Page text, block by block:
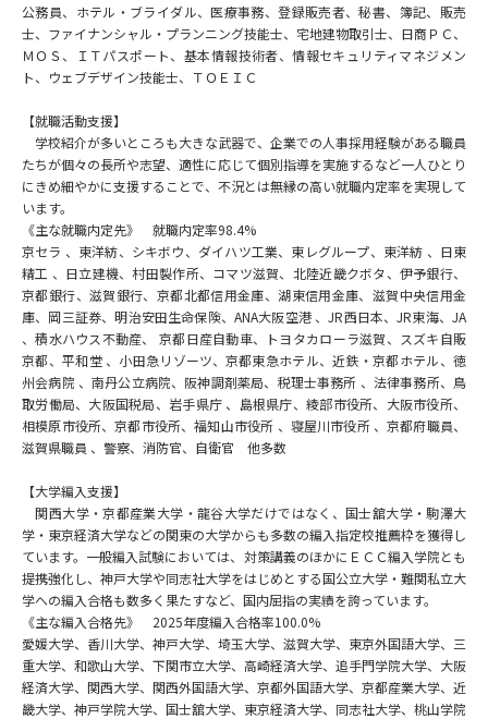
デジタルパンフレット 進路の３択
新学年スタート号特集ページ
SELFBRAND特集ページ
オープンキャンパスなどを調べる
オープンキャンパス検索 実施プログラムから探す
来場型・Web型イベント特集 夢ナビライブ
受験準備 資料検索
志望校・出願校を調べる
併願校選び 受験スケジュールを立てよう
先輩が入学を決めた理由 テレメール全国一斉進学調査
新生活お役立ちガイド
公務員、ホテル・ブライダル、医療事務、登録販売者、秘書、簿記、販売
士、ファイナンシャル・プランニング技能士、宅地建物取引士、日商ＰＣ、
ＭＯＳ、ＩＴパスポート、基本情報技術者、情報セキュリティマネジメン
ト、ウェブデザイン技能士、ＴＯＥＩＣ
【就職活動支援】
学校紹介が多いところも大きな武器で、企業での人事採用経験がある職員
たちが個々の長所や志望、適性に応じて個別指導を実施するなど一人ひとり
にきめ細やかに支援することで、不況とは無縁の高い就職内定率を実現して
います。
《主な就職内定先》 就職内定率98.4%
京セラ 、東洋紡、シキボウ、ダイハツ工業、東レグループ、東洋紡 、日東
精工 、日立建機、村田製作所、コマツ滋賀、北陸近畿クボタ、伊予銀行、
京都銀行、滋賀銀行、京都北都信用金庫、湖東信用金庫、滋賀中央信用金
庫、岡三証券、明治安田生命保険、ANA大阪空港 、JR西日本、JR東海、JA
、積水ハウス不動産、 京都日産自動車、トヨタカローラ滋賀、スズキ自販
京都、平和堂 、小田急リゾーツ、京都東急ホテル、近鉄・京都ホテル、徳
州会病院 、南丹公立病院、阪神調剤薬局、税理士事務所 、法律事務所、鳥
取労働局、大阪国税局、岩手県庁 、島根県庁、綾部市役所、大阪市役所、
相模原市役所、京都市役所、福知山市役所 、寝屋川市役所 、京都府職員、
滋賀県職員 、警察、消防官、自衛官 他多数
【大学編入支援】
関西大学・京都産業大学・龍谷大学だけではなく、国士舘大学・駒澤大
学・東京経済大学などの関東の大学からも多数の編入指定校推薦枠を獲得し
ています。一般編入試験においては、対策講義のほかにＥＣＣ編入学院とも
提携強化し、神戸大学や同志社大学をはじめとする国公立大学・難関私立大
学への編入合格も数多く果たすなど、国内屈指の実績を誇っています。
《主な編入合格先》 2025年度編入合格率100.0%
愛媛大学、香川大学、神戸大学、埼玉大学、滋賀大学、東京外国語大学、三
重大学、和歌山大学、下関市立大学、高崎経済大学、追手門学院大学、大阪
経済大学、関西大学、関西外国語大学、京都外国語大学、京都産業大学、近
畿大学、神戸学院大学、国士舘大学、東京経済大学、同志社大学、桃山学院